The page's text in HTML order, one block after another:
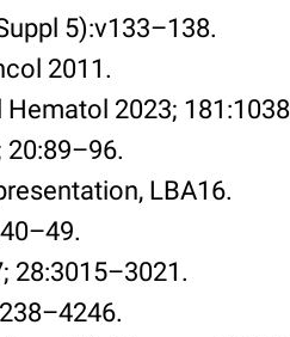
5):v133–138.
2011.
2023;
20:89–96.
LBA16.
28:3015–3021.